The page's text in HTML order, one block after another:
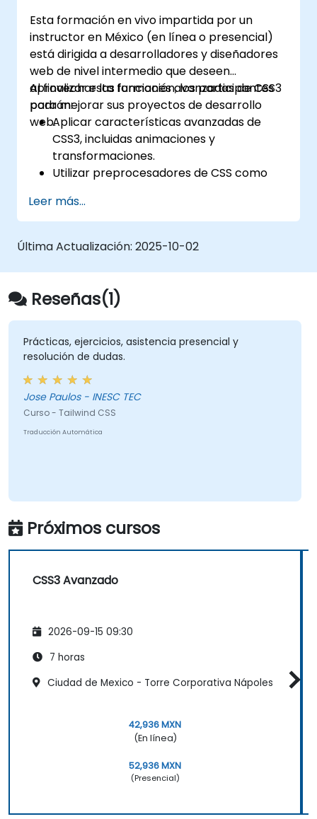
Esta formación en vivo impartida por un
instructor en México (en línea o presencial)
está dirigida a desarrolladores y diseñadores
web de nivel intermedio que deseen
aprovechar las funciones avanzadas de CSS3
para mejorar sus proyectos de desarrollo
web.
Al finalizar esta formación, los participantes
podrán:
Aplicar características avanzadas de
CSS3, incluidas animaciones y
transformaciones.
Utilizar preprocesadores de CSS como
de estilos.
Implementar las mejores prácticas en el
diseño web moderno y responsivo.
Flexbox y otras técnicas avanzadas.
Leer más...
Última Actualización: 2025-10-02
Reseñas(1)
Prácticas, ejercicios, asistencia presencial y
resolución de dudas.
Jose Paulos - INESC TEC
Curso - Tailwind CSS
Traducción Automática
Próximos cursos
CSS3 Avanzado
2026-09-15 09:30
7 horas
Ciudad de Mexico - Torre Corporativa Nápoles
42,936 MXN
(En línea)
52,936 MXN
(Presencial)